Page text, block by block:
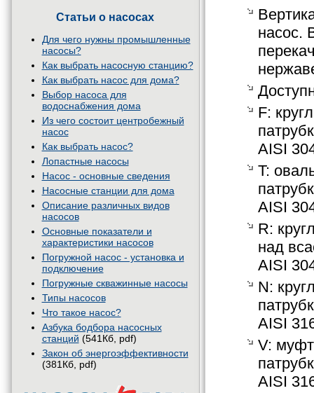
Статьи о насосах
Для чего нужны промышленные
насосы?
Как выбрать насосную станцию?
Как выбрать насос для дома?
Выбор насоса для
водоснабжения дома
Из чего состоит центробежный
насос
Как выбрать насос?
Лопастные насосы
Насос - основные сведения
Насосные станции для дома
Описание различных видов
насосов
Основные показатели и
характеристики насосов
Погружной насос - установка и
подключение
Погружные скважинные насосы
Типы насосов
Что такое насос?
Азбука бодбора насосных
станций (541Кб, pdf)
Закон об энергоэффективности
(381Кб, pdf)
насос.
F:
AISI
T:
AISI
R:
над
AISI
N:
AISI
V:
AISI